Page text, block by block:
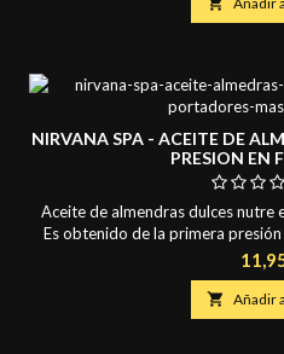
NIRVANA SPA - ACEITE DE
PRESION EN
Aceite de almendras dulces nutre
Es obtenido de la primera
de Prunus Dulcis. Ideal en
absorción de los Principios
Hidrata y Nutre -
 Añadir